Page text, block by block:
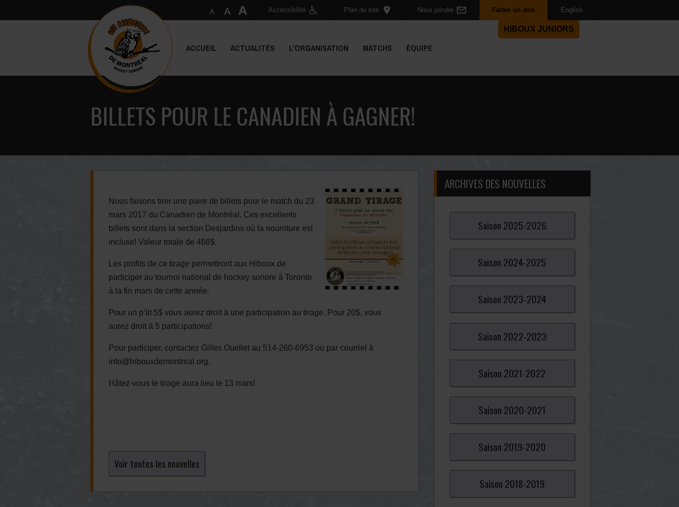
Accessibilité Plan du site Nous joindre Faites un don English
ACCUEIL ACTUALITÉS L’ORGANISATION MATCHS ÉQUIPE
HIBOUX JUNIORS
BILLETS POUR LE CANADIEN À GAGNER!
Nous faisons tirer une paire de billets pour le match du 23
mars 2017 du Canadien de Montréal. Ces excellents
billets sont dans la section Desjardins où la nourriture est
incluse! Valeur totale de 466$.
Les profits de ce tirage permettront aux Hiboux de
participer au tournoi national de hockey sonore à Toronto
à la fin mars de cette année.
Pour un p’tit 5$ vous aurez droit à une participation au tirage. Pour 20$, vous
aurez droit à 5 participations!
Pour participer, contactez Gilles Ouellet au 514-260-6953 ou par courriel à
info@hibouxdemontreal.org.
Hâtez-vous le tirage aura lieu le 13 mars!
Voir toutes les nouvelles
ARCHIVES DES NOUVELLES
Saison 2025-2026
Saison 2024-2025
Saison 2023-2024
Saison 2022-2023
Saison 2021-2022
Saison 2020-2021
Saison 2019-2020
Saison 2018-2019